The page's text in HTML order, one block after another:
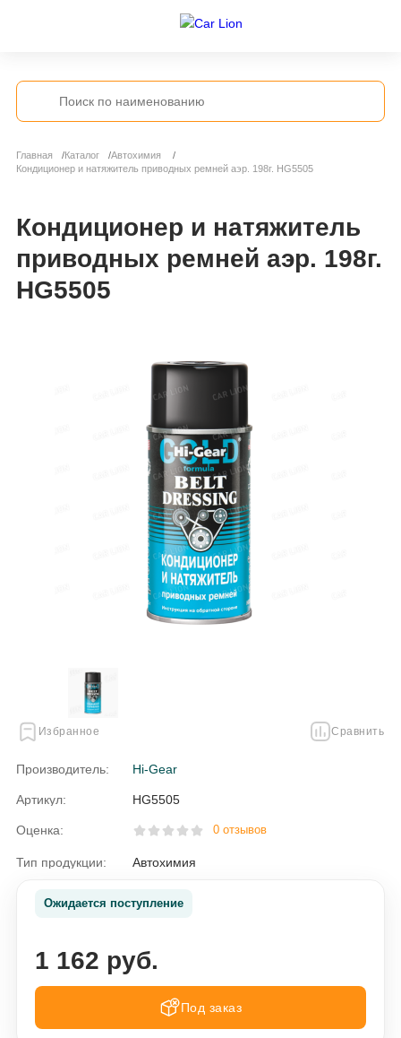
Главная Каталог
Автохимия
Кондиционер и натяжитель приводных ремней аэр. 198г. HG5505
Кондиционер и натяжитель
приводных ремней аэр. 198г.
HG5505
Избранное Сравнить
Производитель: Hi-Gear
Артикул: HG5505
Оценка: 0 отзывов
Тип продукции: Автохимия
Ожидается поступление
1 162 руб.
Под заказ